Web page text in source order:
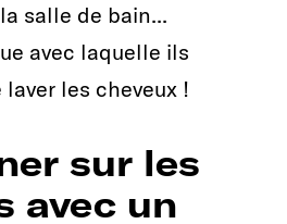
salle de bain...
avec laquelle ils
les cheveux !
sur les
avec un